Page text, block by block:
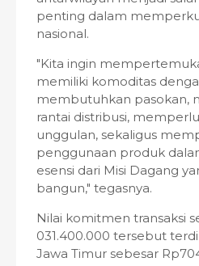
penting dalam
nasional.
"Kita ingin
memiliki komoditas
membutuhkan pasokan,
rantai distribusi,
unggulan, sekaligus
penggunaan produk
esensi dari Misi Dagang
bangun," tegasnya.
Nilai komitmen transaksi
031.400.000 tersebut
Jawa Timur sebesar